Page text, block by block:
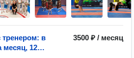
тренером: в
месяц, 12
3500 ₽ / месяц